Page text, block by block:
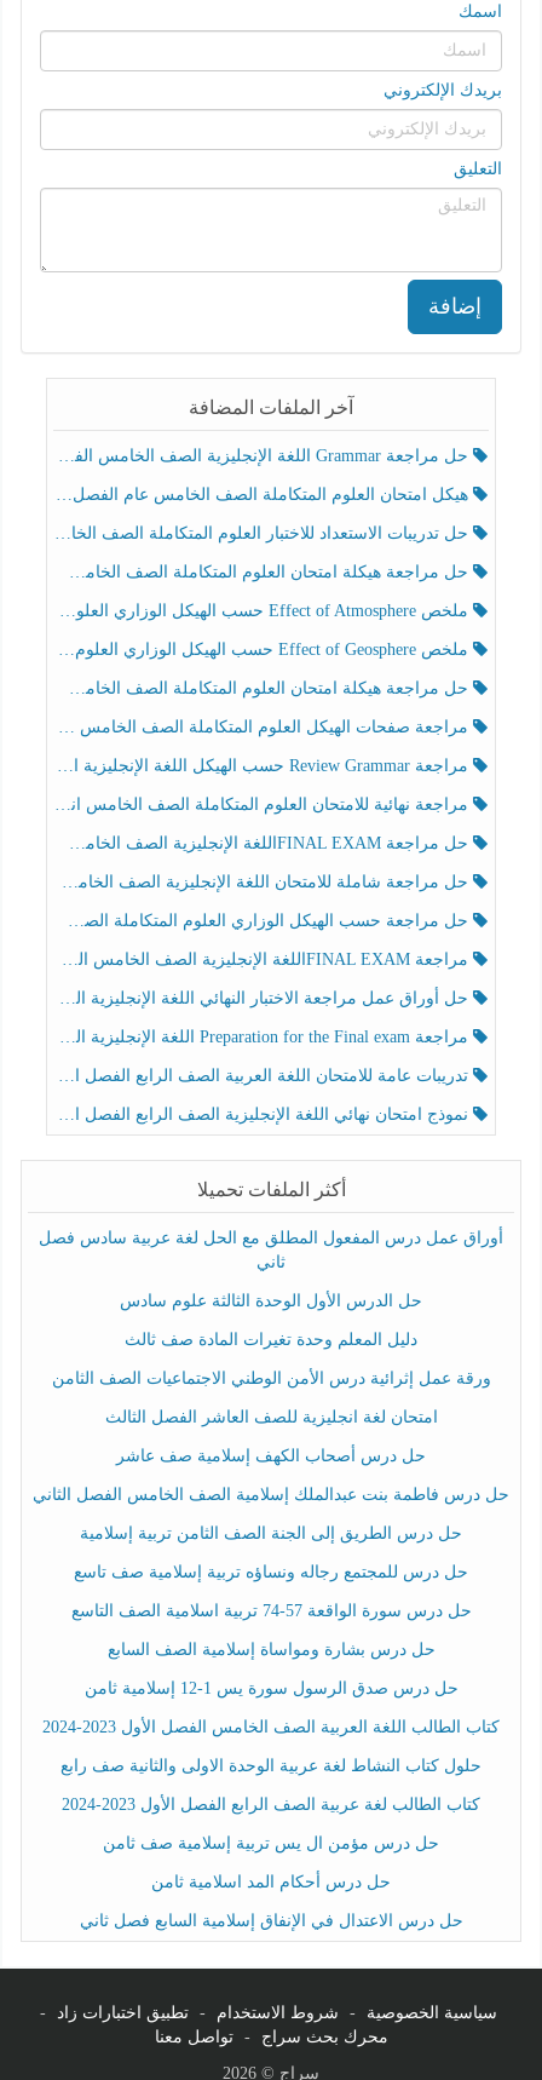
اسمك
بريدك الإلكتروني
التعليق
إضافة
آخر الملفات المضافة
حل مراجعة Grammar اللغة الإنجليزية الصف الخامس الفصل الثالث
هيكل امتحان العلوم المتكاملة الصف الخامس عام الفصل الدراسي الثالث 2025-2026
حل تدريبات الاستعداد للاختبار العلوم المتكاملة الصف الخامس عام الفصل الثالث
حل مراجعة هيكلة امتحان العلوم المتكاملة الصف الخامس انسبير الفصل الثالث
ملخص Effect of Atmosphere حسب الهيكل الوزاري العلوم المتكاملة الصف الخامس انسبير الفصل الثالث
ملخص Effect of Geosphere حسب الهيكل الوزاري العلوم المتكاملة الصف الخامس انسبير الفصل الثالث
حل مراجعة هيكلة امتحان العلوم المتكاملة الصف الخامس عام الفصل الثالث
مراجعة صفحات الهيكل العلوم المتكاملة الصف الخامس انسبير الفصل الثالث
مراجعة Review Grammar حسب الهيكل اللغة الإنجليزية الصف الخامس الفصل الثالث
مراجعة نهائية للامتحان العلوم المتكاملة الصف الخامس انسبير الفصل الثالث
حل مراجعة FINAL EXAMاللغة الإنجليزية الصف الخامس الفصل الثالث
حل مراجعة شاملة للامتحان اللغة الإنجليزية الصف الخامس الفصل الثالث
حل مراجعة حسب الهيكل الوزاري العلوم المتكاملة الصف الخامس عام الفصل الثالث
مراجعة FINAL EXAMاللغة الإنجليزية الصف الخامس الفصل الثالث
حل أوراق عمل مراجعة الاختبار النهائي اللغة الإنجليزية الصف الرابع الفصل الثالث
مراجعة Preparation for the Final exam اللغة الإنجليزية الصف الرابع الفصل الثالث
تدريبات عامة للامتحان اللغة العربية الصف الرابع الفصل الثالث
نموذج امتحان نهائي اللغة الإنجليزية الصف الرابع الفصل الثالث
أكثر الملفات تحميلا
أوراق عمل درس المفعول المطلق مع الحل لغة عربية سادس فصل
ثاني
حل الدرس الأول الوحدة الثالثة علوم سادس
دليل المعلم وحدة تغيرات المادة صف ثالث
ورقة عمل إثرائية درس الأمن الوطني الاجتماعيات الصف الثامن
امتحان لغة انجليزية للصف العاشر الفصل الثالث
حل درس أصحاب الكهف إسلامية صف عاشر
حل درس فاطمة بنت عبدالملك إسلامية الصف الخامس الفصل الثاني
حل درس الطريق إلى الجنة الصف الثامن تربية إسلامية
حل درس للمجتمع رجاله ونساؤه تربية إسلامية صف تاسع
حل درس سورة الواقعة 57-74 تربية اسلامية الصف التاسع
حل درس بشارة ومواساة إسلامية الصف السابع
حل درس صدق الرسول سورة يس 1-12 إسلامية ثامن
كتاب الطالب اللغة العربية الصف الخامس الفصل الأول 2023-2024
حلول كتاب النشاط لغة عربية الوحدة الاولى والثانية صف رابع
كتاب الطالب لغة عربية الصف الرابع الفصل الأول 2023-2024
حل درس مؤمن ال يس تربية إسلامية صف ثامن
حل درس أحكام المد اسلامية ثامن
حل درس الاعتدال في الإنفاق إسلامية السابع فصل ثاني
سياسية الخصوصية - شروط الاستخدام - تطبيق اختبارات زاد
-
محرك بحث سراج
-
تواصل معنا
سراج © 2026